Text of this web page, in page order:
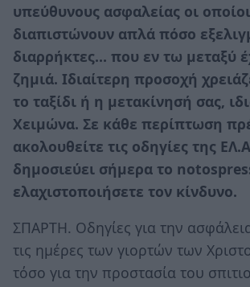
υπεύθυνους ασφαλείας οι οποίοι
διαπιστώνουν απλά πόσο
διαρρήκτες… που εν τω μεταξύ
ζημιά. Ιδιαίτερη προσοχή
το ταξίδι ή η μετακίνησή σας,
Χειμώνα. Σε κάθε περίπτωση
ακολουθείτε τις οδηγίες της
δημοσιεύει σήμερα το
ελαχιστοποιήσετε τον κίνδυνο.
ΣΠΑΡΤΗ. Οδηγίες για την
τις ημέρες των γιορτών των
τόσο για την προστασία του